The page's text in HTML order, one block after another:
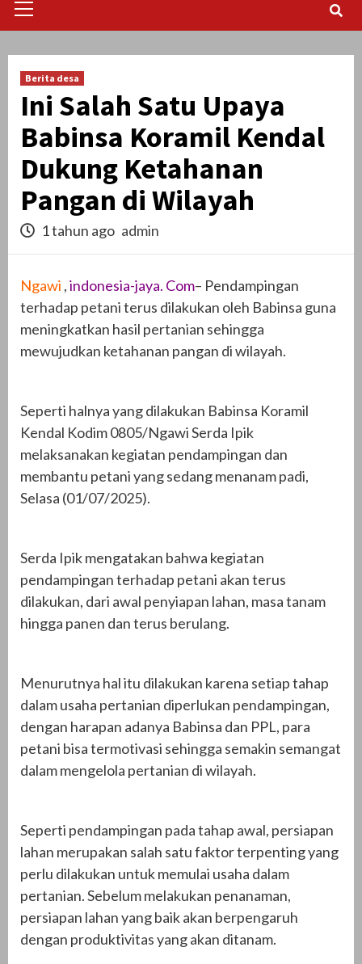
Menu
Berita desa
Ini Salah Satu Upaya
Babinsa Koramil Kendal
Dukung Ketahanan
Pangan di Wilayah
1 tahun ago admin
Ngawi ,indonesia-jaya. Com– Pendampingan
terhadap petani terus dilakukan oleh Babinsa guna
meningkatkan hasil pertanian sehingga
mewujudkan ketahanan pangan di wilayah.
Seperti halnya yang dilakukan Babinsa Koramil
Kendal Kodim 0805/Ngawi Serda Ipik
melaksanakan kegiatan pendampingan dan
membantu petani yang sedang menanam padi,
Selasa (01/07/2025).
Serda Ipik mengatakan bahwa kegiatan
pendampingan terhadap petani akan terus
dilakukan, dari awal penyiapan lahan, masa tanam
hingga panen dan terus berulang.
Menurutnya hal itu dilakukan karena setiap tahap
dalam usaha pertanian diperlukan pendampingan,
dengan harapan adanya Babinsa dan PPL, para
petani bisa termotivasi sehingga semakin semangat
dalam mengelola pertanian di wilayah.
Seperti pendampingan pada tahap awal, persiapan
lahan merupakan salah satu faktor terpenting yang
perlu dilakukan untuk memulai usaha dalam
pertanian. Sebelum melakukan penanaman,
persiapan lahan yang baik akan berpengaruh
dengan produktivitas yang akan ditanam.